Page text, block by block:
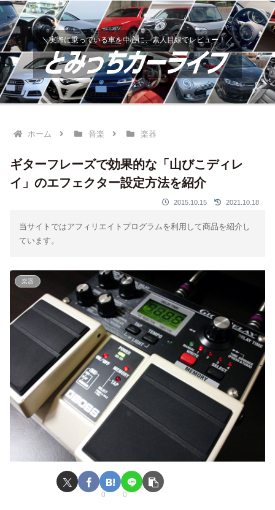
＼実際に乗っている車を中心に、素人目線でレビュー！／
ホーム 音楽 楽器
ギターフレーズで効果的な「山びこディレ
イ」のエフェクター設定方法を紹介
2015.10.15 2021.10.18
当サイトではアフィリエイトプログラムを利用して商品を紹介し
ています。
楽器
0 0